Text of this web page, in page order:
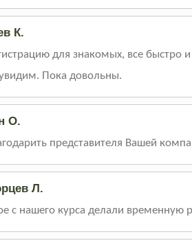
К.
для знакомых, все
Пока довольны.
О.
представителя Вашей
Л.
с нашего курса делали временную